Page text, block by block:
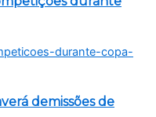
demissões de